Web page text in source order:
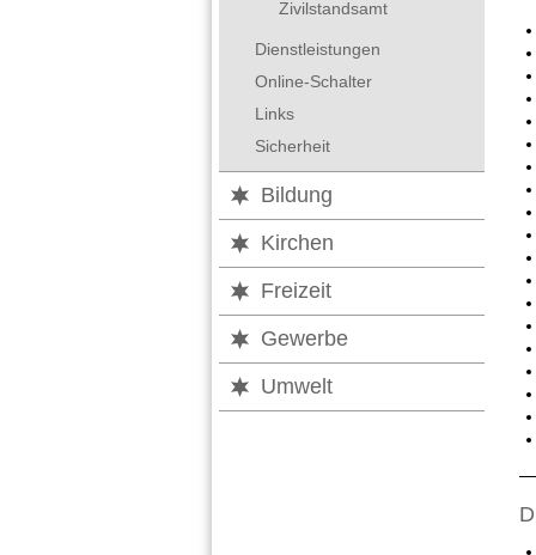
Zivilstandsamt
Dienstleistungen
Online-Schalter
Links
Sicherheit
Bildung
Kirchen
Freizeit
Gewerbe
Umwelt